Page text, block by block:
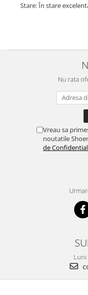
Stare: În stare
Nu rata
Vreau sa
noutatile
de
Luni